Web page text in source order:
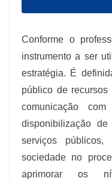
Conforme o
instrumento a ser
estratégia. É
público de
comunicação
disponibilização
serviços
sociedade no
aprimorar os